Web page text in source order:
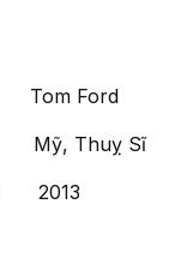
Tom Ford
Thuỵ Sĩ
2013